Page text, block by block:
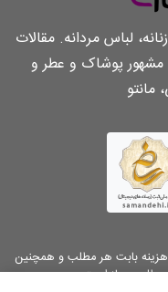
لباس مردانه. مقالات
مشهور پوشاک و عطر و
مانتو
هزینه بابت هر مطلب و همچنین
مطلب مجاز است